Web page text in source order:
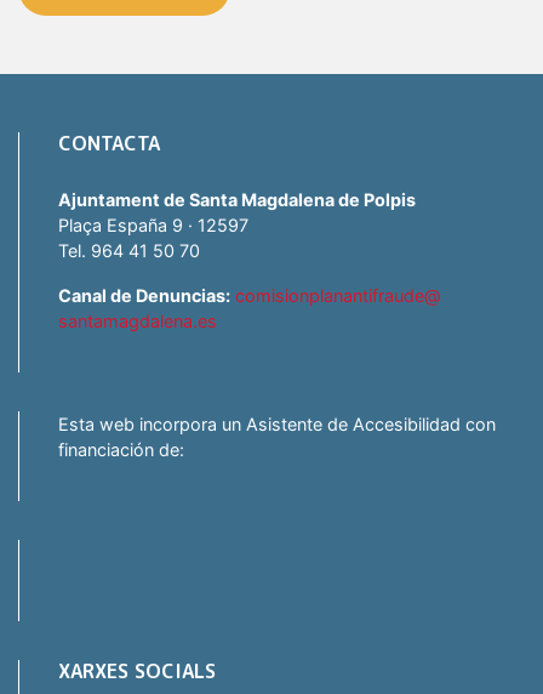
CONTACTA
Ajuntament de Santa Magdalena de Polpis
Plaça España 9 · 12597
Tel. 964 41 50 70
Canal de Denuncias: comisionplanantifraude@
santamagdalena.es
Esta web incorpora un Asistente de Accesibilidad con
financiación de:
XARXES SOCIALS